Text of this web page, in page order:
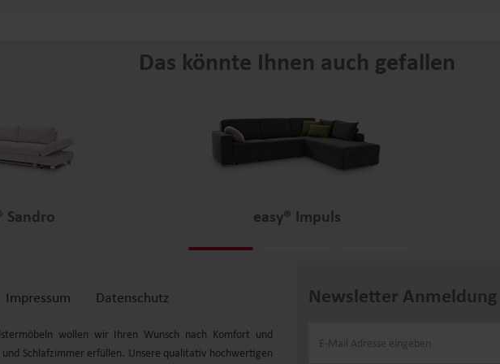
Das könnte Ihnen auch gefallen
Sandro easy® Impuls
Impressum Datenschutz
wollen wir Ihren Wunsch nach Komfort und
Schlafzimmer erfüllen. Unsere qualitativ hochwertigen
Newsletter Anmeldung